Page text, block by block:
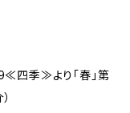
四季≫より「春」第